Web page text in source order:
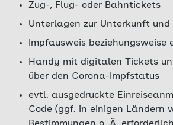
Zug-, Flug- oder Bahntickets
Unterlagen zur Unterkunft
Impfausweis beziehungsweise
Handy mit digitalen Tickets
über den Corona-Impfstatus
evtl. ausgedruckte
Code (ggf. in einigen Ländern